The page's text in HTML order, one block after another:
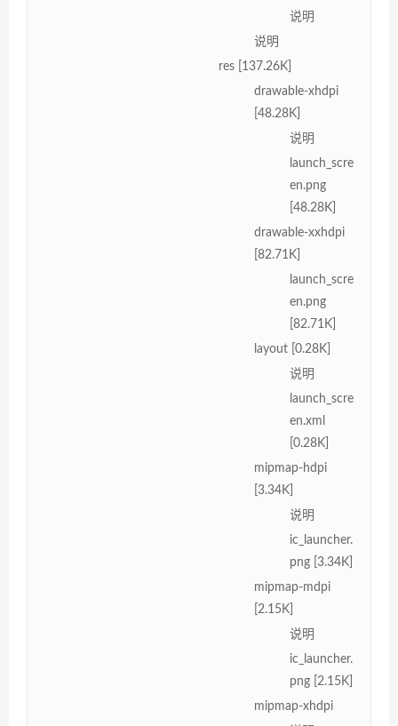
说明
说明
res [137.26K]
drawable-xhdpi
[48.28K]
说明
launch_scre
en.png
[48.28K]
drawable-xxhdpi
[82.71K]
launch_scre
en.png
[82.71K]
layout [0.28K]
说明
launch_scre
en.xml
[0.28K]
mipmap-hdpi
[3.34K]
说明
ic_launcher.
png [3.34K]
mipmap-mdpi
[2.15K]
说明
ic_launcher.
png [2.15K]
mipmap-xhdpi